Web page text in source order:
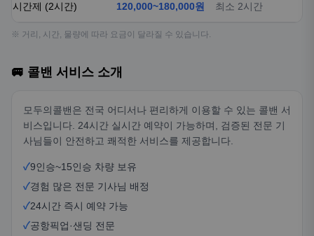
시간제 (2시간) 120,000~180,000원 최소 2시간
※ 거리, 시간, 물량에 따라 요금이 달라질 수 있습니다.
🚐 콜밴 서비스 소개
모두의콜밴은 전국 어디서나 편리하게 이용할 수 있는 콜밴 서
비스입니다. 24시간 실시간 예약이 가능하며, 검증된 전문 기
사님들이 안전하고 쾌적한 서비스를 제공합니다.
✓9인승~15인승 차량 보유
✓경험 많은 전문 기사님 배정
✓24시간 즉시 예약 가능
✓공항픽업·샌딩 전문